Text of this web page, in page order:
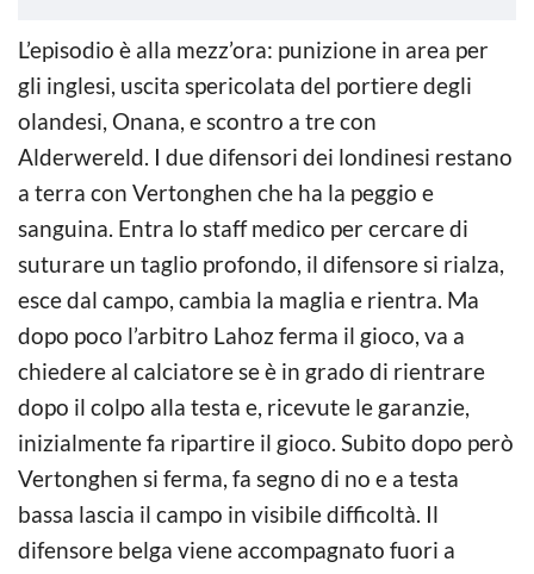
L’episodio è alla mezz’ora: punizione in area per
gli inglesi, uscita spericolata del portiere degli
olandesi, Onana, e scontro a tre con
Alderwereld. I due difensori dei londinesi restano
a terra con Vertonghen che ha la peggio e
sanguina. Entra lo staff medico per cercare di
suturare un taglio profondo, il difensore si rialza,
esce dal campo, cambia la maglia e rientra. Ma
dopo poco l’arbitro Lahoz ferma il gioco, va a
chiedere al calciatore se è in grado di rientrare
dopo il colpo alla testa e, ricevute le garanzie,
inizialmente fa ripartire il gioco. Subito dopo però
Vertonghen si ferma, fa segno di no e a testa
bassa lascia il campo in visibile difficoltà. Il
difensore belga viene accompagnato fuori a